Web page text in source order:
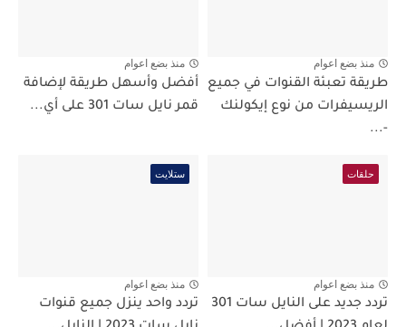
منذ بضع اعوام
طريقة تعبئة القنوات في جميع
الريسيفرات من نوع إيكولنك
-...
منذ بضع اعوام
أفضل وأسهل طريقة لإضافة
قمر نايل سات 301 على أي...
حلقات
منذ بضع اعوام
تردد جديد على النايل سات 301
ستلايت
منذ بضع اعوام
تردد واحد ينزل جميع قنوات